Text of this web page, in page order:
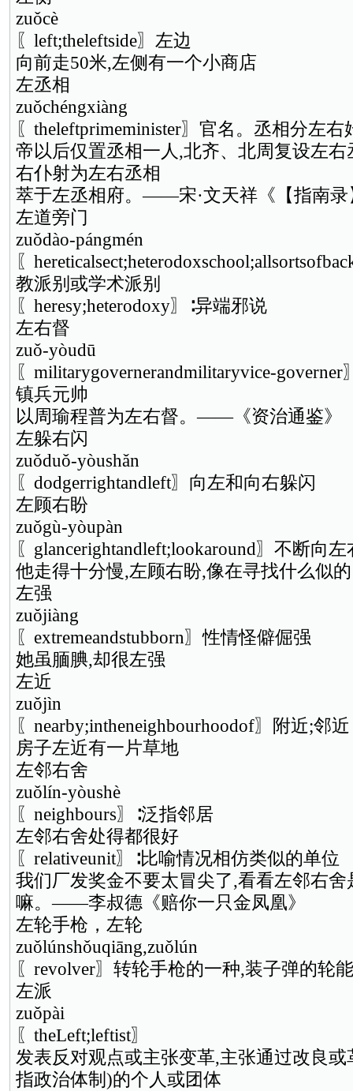
zuǒcè
〖left;theleftside〗左边
向前走50米,左侧有一个小商店
左丞相
zuǒchéngxiàng
〖theleftprimeminister〗官名。丞相分左
帝以后仅置丞相一人,北齐、北周复设左
右仆射为左右丞相
萃于左丞相府。——宋·文天祥《【指南录
左道旁门
zuǒdào-pángmén
〖
教派别或学术派别
〖heresy;heterodoxy〗∶异端邪说
左右督
zuǒ-yòudū
〖militarygovernerandmilitaryvice-
镇兵元帅
以周瑜程普为左右督。——《资治通鉴》
左躲右闪
zuǒduǒ-yòushǎn
〖dodgerrightandleft〗向左和向右躲闪
左顾右盼
zuǒgù-yòupàn
〖glancerightandleft;lookaround〗不断向
他走得十分慢,左顾右盼,像在寻找什么似的
左强
zuǒjiàng
〖extremeandstubborn〗性情怪僻倔强
她虽腼腆,却很左强
左近
zuǒjìn
〖nearby;intheneighbourhoodof〗附近;邻近
房子左近有一片草地
左邻右舍
zuǒlín-yòushè
〖neighbours〗∶泛指邻居
左邻右舍处得都很好
〖relativeunit〗∶比喻情况相仿类似的单位
我们厂发奖金不要太冒尖了,看看左邻右舍
嘛。——李叔德《赔你一只金凤凰》
左轮手枪，左轮
zuǒlúnshǒuqiāng,zuǒlún
〖revolver〗转轮手枪的一种,装子弹的轮
左派
zuǒpài
〖theLeft;leftist〗
发表反对观点或主张变革,主张通过改良
指政治体制)的个人或团体